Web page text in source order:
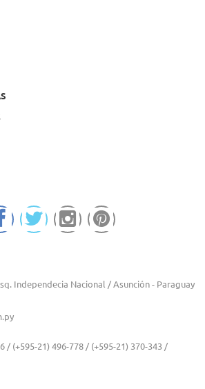
Independecia Nacional / Asunción - Paraguay
/ (+595-21) 496-778 / (+595-21) 370-343 /